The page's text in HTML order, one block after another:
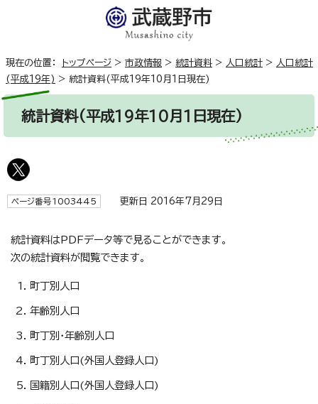
現在の位置： トップページ > 市政情報 > 統計資料 > 人口統計 > 人口統計
(平成19年) > 統計資料(平成19年10月1日現在)
統計資料(平成19年10月1日現在)
ページ番号1003445 更新日 2016年7月29日
統計資料はPDFデータ等で見ることができます。
次の統計資料が閲覧できます。
町丁別人口
年齢別人口
町丁別・年齢別人口
町丁別人口(外国人登録人口)
国籍別人口(外国人登録人口)